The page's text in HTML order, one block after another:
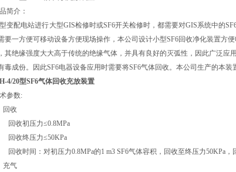
简介：
变配电站进行大型GIS检修时或SF6开关检修时，都需要对GIS系统中的
要一方便可移动设备方便现场操作，本公司设计小型SF6回收净化装置方
其绝缘强度大大高于传统的绝缘气体，并具有良好的灭弧性，因此广泛
毒成份。因此SF6电器设备应用时需要将SF6气体回收。本公司生产的本
4/20型SF6气体回收充放装置
参数:
收
初压力≤0.8MPa
终压力≤50KPa
时间：对初压力0.8MPa的1 m3 SF6气体容积，回收至终压力50KPa，回
气